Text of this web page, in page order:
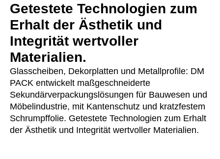
Getestete Technologien zum
Erhalt der Ästhetik und
Integrität wertvoller
Materialien.
Glasscheiben, Dekorplatten und Metallprofile: DM
PACK entwickelt maßgeschneiderte
Sekundärverpackungslösungen für Bauwesen und
Möbelindustrie, mit Kantenschutz und kratzfestem
Schrumpffolie. Getestete Technologien zum Erhalt
der Ästhetik und Integrität wertvoller Materialien.